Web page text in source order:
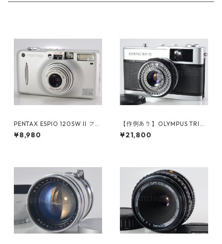
PENTAX ESPIO 120SW II フィ
ルムカメラ (61382)
¥8,980
【作例あり】OLYMPUS TRIP3
5 / D.Zuiko 40mm F2.8 ネガ
フィルム付 オリンパス フィル
¥21,800